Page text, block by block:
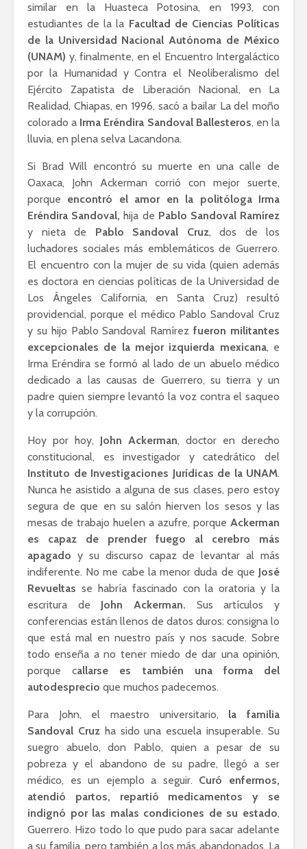
similar en la Huasteca Potosina, en 1993, con
estudiantes de la la Facultad de Ciencias Políticas
de la Universidad Nacional Autónoma de México
(UNAM) y, finalmente, en el Encuentro Intergaláctico
por la Humanidad y Contra el Neoliberalismo del
Ejército Zapatista de Liberación Nacional, en La
Realidad, Chiapas, en 1996, sacó a bailar La del moño
colorado a Irma Eréndira Sandoval Ballesteros, en la
lluvia, en plena selva Lacandona.
Si Brad Will encontró su muerte en una calle de
Oaxaca, John Ackerman corrió con mejor suerte,
porque encontró el amor en la politóloga Irma
Eréndira Sandoval, hija de Pablo Sandoval Ramírez
y nieta de Pablo Sandoval Cruz, dos de los
luchadores sociales más emblemáticos de Guerrero.
El encuentro con la mujer de su vida (quien además
es doctora en ciencias políticas de la Universidad de
Los Ángeles California, en Santa Cruz) resultó
providencial, porque el médico Pablo Sandoval Cruz
y su hijo Pablo Sandoval Ramírezfueron militantes
excepcionales de la mejor izquierda mexicana, e
Irma Eréndira se formó al lado de un abuelo médico
dedicado a las causas de Guerrero, su tierra y un
padre quien siempre levantó la voz contra el saqueo
y la corrupción.
Hoy por hoy, John Ackerman, doctor en derecho
constitucional, es investigador y catedrático del
Instituto de Investigaciones Jurídicas de la UNAM.
Nunca he asistido a alguna de sus clases, pero estoy
segura de que en su salón hierven los sesos y las
mesas de trabajo huelen a azufre, porque Ackerman
es capaz de prender fuego al cerebro más
apagado y su discurso capaz de levantar al más
indiferente. No me cabe la menor duda de que José
Revueltas se habría fascinado con la oratoria y la
escritura de John Ackerman. Sus artículos y
conferencias están llenos de datos duros: consigna lo
que está mal en nuestro país y nos sacude. Sobre
todo enseña a no tener miedo de dar una opinión,
porque callarse es también una forma del
autodesprecio que muchos padecemos.
Para John, el maestro universitario, la familia
Sandoval Cruzha sido una escuela insuperable. Su
suegro abuelo, don Pablo, quien a pesar de su
pobreza y el abandono de su padre, llegó a ser
médico, es un ejemplo a seguir. Curó enfermos,
atendió partos, repartió medicamentos y se
indignó por las malas condiciones de su estado,
Guerrero. Hizo todo lo que pudo para sacar adelante
a su familia, pero también a los más abandonados. La